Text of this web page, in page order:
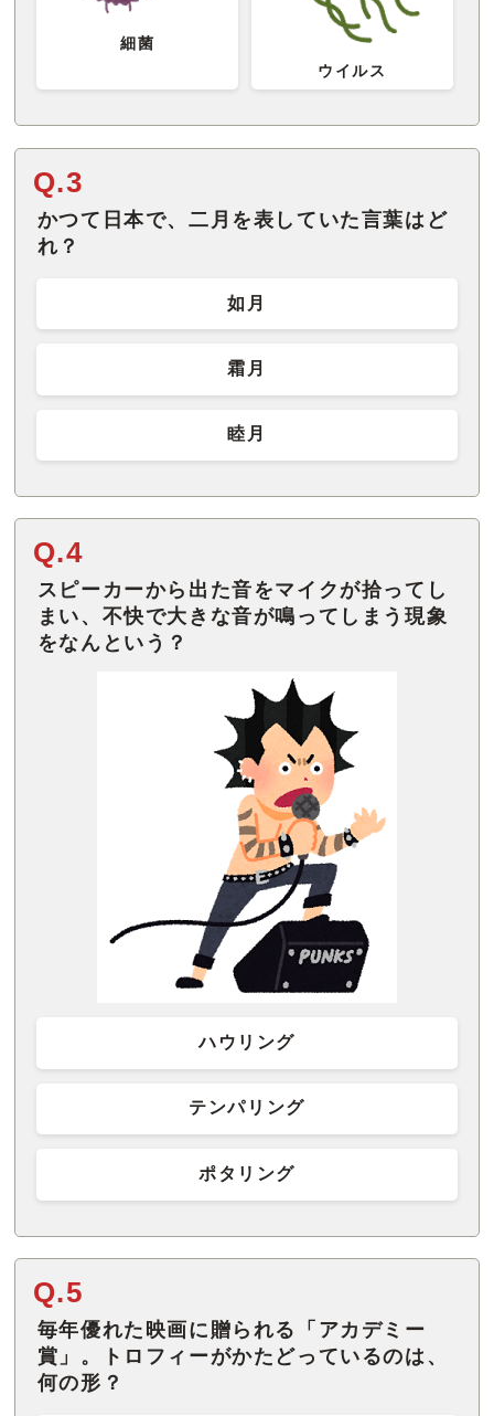
細菌
ウイルス
Q.3
かつて日本で、二月を表していた言葉はど
れ？
如月
霜月
睦月
Q.4
スピーカーから出た音をマイクが拾ってし
まい、不快で大きな音が鳴ってしまう現象
をなんという？
ハウリング
テンパリング
ポタリング
Q.5
毎年優れた映画に贈られる「アカデミー
賞」。トロフィーがかたどっているのは、
何の形？